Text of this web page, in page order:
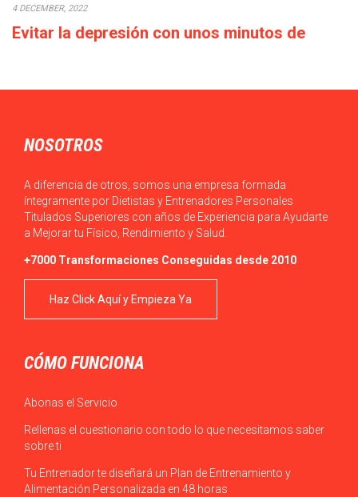
4 DECEMBER, 2022
Evitar la depresión con unos minutos de
NOSOTROS
A diferencia de otros, somos una empresa formada
íntegramente por Dietistas y Entrenadores Personales
Titulados Superiores con años de Experiencia para Ayudarte
a Mejorar tu Físico, Rendimiento y Salud.
+7000 Transformaciones Conseguidas desde 2010
Haz Click Aquí y Empieza Ya
CÓMO FUNCIONA
Abonas el Servicio
Rellenas el cuestionario con todo lo que necesitamos saber
sobre ti
Tu Entrenador te diseñará un Plan de Entrenamiento y
Alimentación Personalizada en 48 horas